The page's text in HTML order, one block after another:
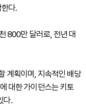
다.
800만 달러로, 전년 대
계획이며, 지속적인 배당
대한 가이던스는 키토
다.